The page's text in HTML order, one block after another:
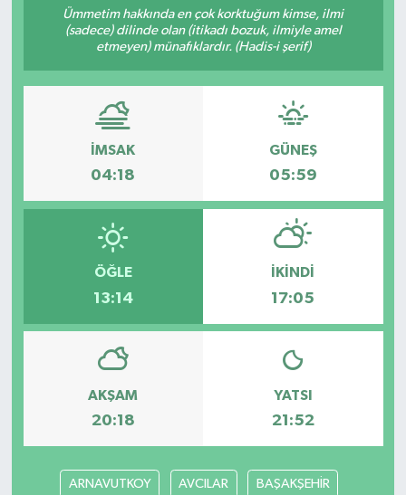
Ümmetim hakkında en çok korktuğum kimse, ilmi
(sadece) dilinde olan (itikadı bozuk, ilmiyle amel
etmeyen) münafıklardır. (Hadis-i şerif)
İMSAK
04:18
GÜNEŞ
05:59
ÖĞLE
13:14
İKINDI
17:05
AKŞAM
20:18
YATSI
21:52
ARNAVUTKOY AVCILAR BAŞAKŞEHİR